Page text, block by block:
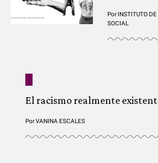
PorINSTITUTO
SOCIAL
El racismo realmente
PorVANINA ESCALES